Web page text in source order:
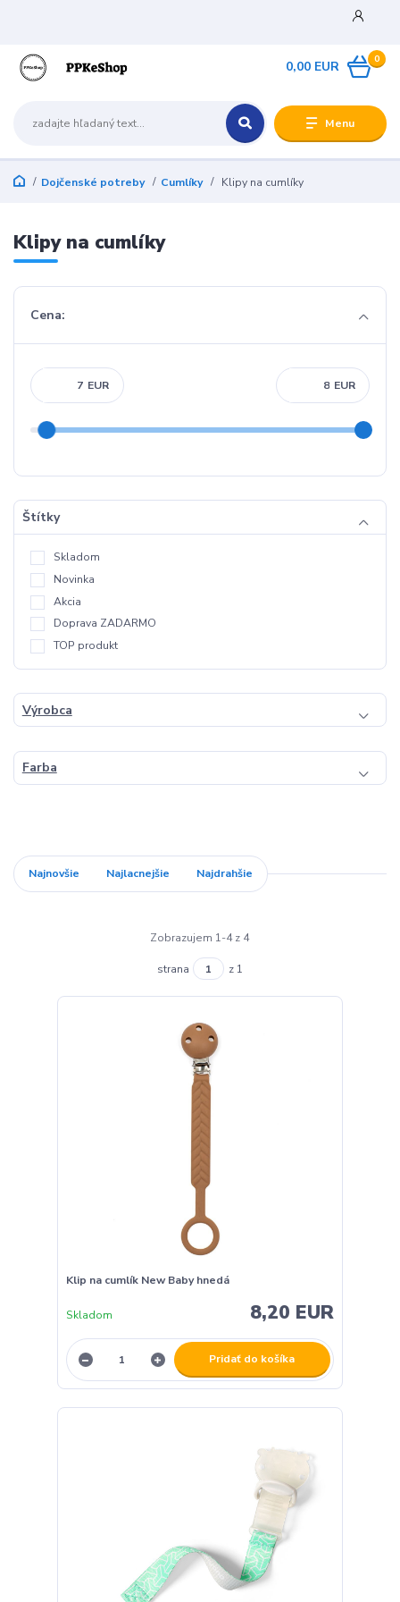
Menu
0
0,00 EUR
Dojčenské potreby Cumlíky Klipy na cumlíky
Klipy na cumlíky
Cena:
EUR EUR
Štítky
Skladom
Novinka
Akcia
Doprava ZADARMO
TOP produkt
Výrobca
Farba
Najnovšie Najlacnejšie Najdrahšie
Zobrazujem 1-4 z 4
strana z 1
Klip na cumlík New Baby hnedá
8,20 EUR
Skladom
Pridať do košíka